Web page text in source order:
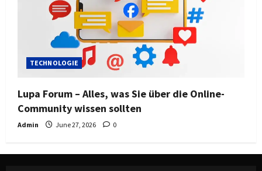
TECHNOLOGIE
Lupa Forum – Alles, was Sie über die Online-
Community wissen sollten
Admin June 27, 2026 0